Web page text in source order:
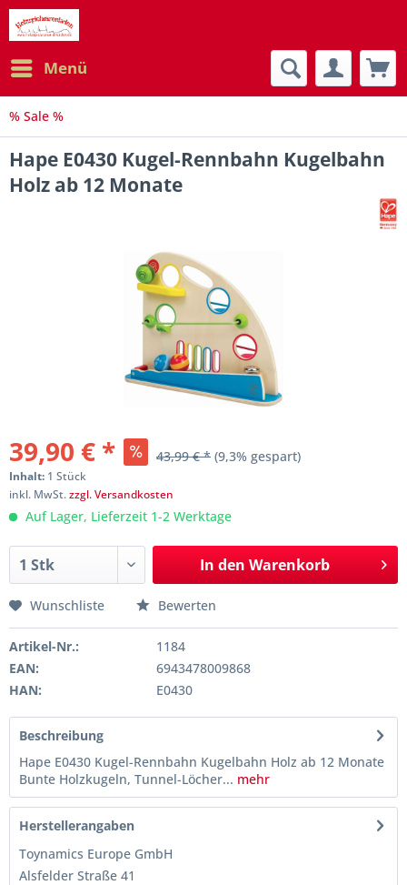
Menü
% Sale %
Hape E0430 Kugel-Rennbahn Kugelbahn
Holz ab 12 Monate
39,90 € * 43,99 € * (9,3% gespart)
Inhalt: 1 Stück
inkl. MwSt.zzgl. Versandkosten
Auf Lager, Lieferzeit 1-2 Werktage
In den Warenkorb
Wunschliste Bewerten
Artikel-Nr.:
1184
EAN:
6943478009868
HAN:
E0430
Beschreibung
Hape E0430 Kugel-Rennbahn Kugelbahn Holz ab 12 Monate
Bunte Holzkugeln, Tunnel-Löcher... mehr
Herstellerangaben
Toynamics Europe GmbH
Alsfelder Straße 41